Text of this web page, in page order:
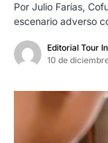
Por Julio Farías,
escenario adverso
Editorial Tour
10 de